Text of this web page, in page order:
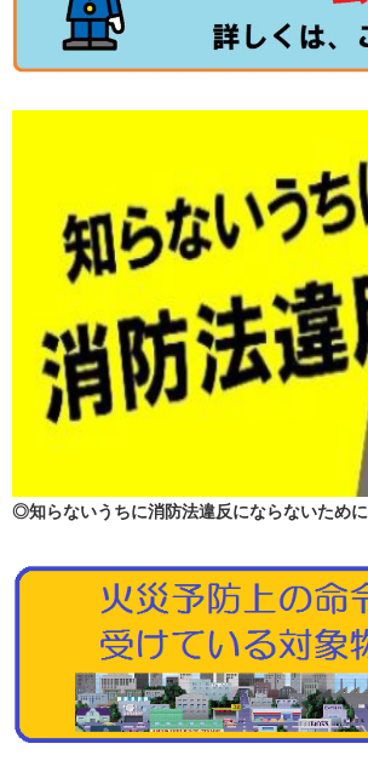
◎知らないうちに消防法違反にならないために